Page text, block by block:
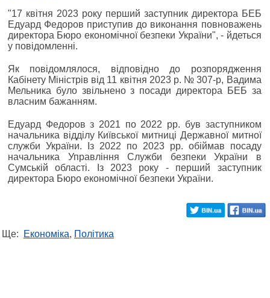
"17 квітня 2023 року перший заступник директора БЕБ
Едуард Федоров приступив до виконання повноважень
директора Бюро економічної безпеки України", - йдеться
у повідомленні.
Як повідомлялося, відповідно до розпорядження
Кабінету Міністрів від 11 квітня 2023 р. № 307-р, Вадима
Мельника було звільнено з посади директора БЕБ за
власним бажанням.
Едуард Федоров з 2021 по 2022 рр. був заступником
начальника відділу Київської митниці Державної митної
служби України. Із 2022 по 2023 рр. обіймав посаду
начальника Управління Служби безпеки України в
Сумській області. Із 2023 року - перший заступник
директора Бюро економічної безпеки України.
Ще: Економіка, Політика